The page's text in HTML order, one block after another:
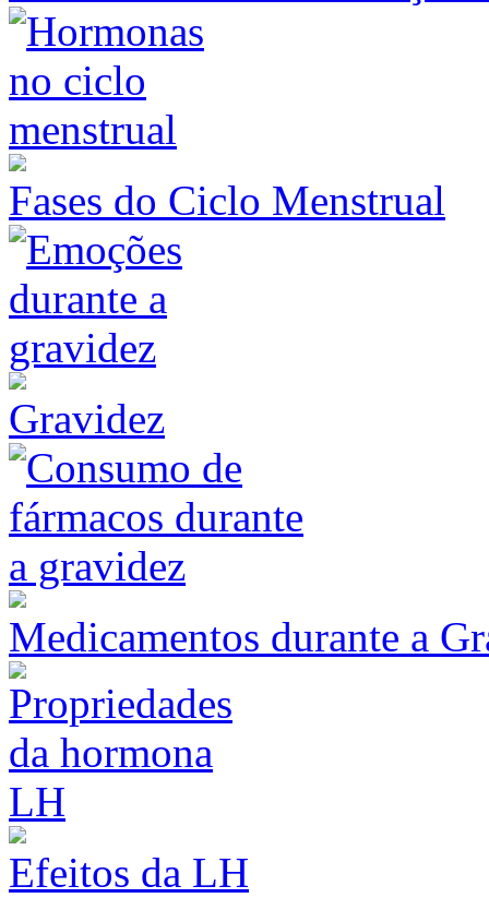
Fases do Ciclo Menstrual
Gravidez
Medicamentos durante a
Efeitos da LH